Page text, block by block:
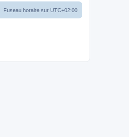
Fuseau horaire sur UTC+02:00